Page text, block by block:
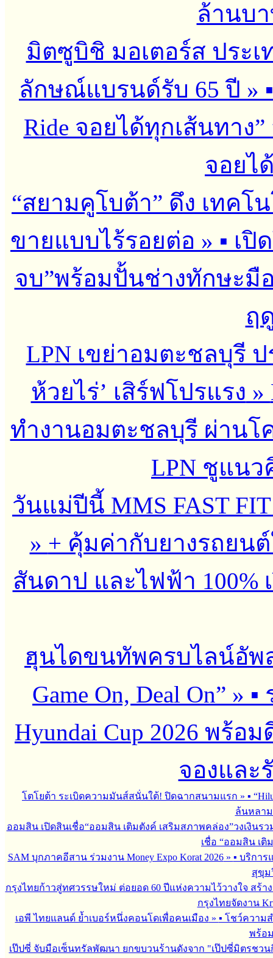
ล้านบ
มิตซูบิชิ มอเตอร์ส ประเ
ลักษณ์แบรนด์รับ 65 ปี »
Ride จอยได้ทุกเส้นทาง
จอยไ
“สยามคูโบต้า” ดึง เทคโ
ขายแบบไร้รอยต่อ » ▪︎ เ
จบ”พร้อมปั้นช่างทักษะมื
ฤ
LPN เขย่าอมตะชลบุรี ป
ห้วยไร่’ เสิร์ฟโปรแรง »
ทำงานอมตะชลบุรี ผ่านโ
LPN ชูแนว
วันแม่ปีนี้ MMS FAST
» + คุ้มค่ากับยางรถยน
สันดาป และไฟฟ้า 100%
ฮุนไดขนทัพครบไลน์อัพ
Game On, Deal On” » ▪︎
Hyundai Cup 2026 พร้อ
จองและ
โตโยต้า ระเบิดความมันส์สนั่นใต้! ปิดฉากสนามแรก » ▪︎
ล้นหลาม
ออมสิน เปิดสินเชื่อ“ออมสิน เติมตังค์ เสริมสภาพคล่อง”วงเงินรว
เชื่อ “ออมสิน เติ
SAM บุกภาคอีสาน ร่วมงาน Money Expo Korat 2026» ▪︎ บริกา
สุขุม
กรุงไทยก้าวสู่ทศวรรษใหม่ ต่อยอด 60 ปีแห่งความไว้วางใจ สร้
กรุงไทยจัดงาน
เอพี ไทยแลนด์ ย้ำเบอร์หนึ่งคอนโดเพื่อคนเมือง » ▪︎ โชว์ความ
พร้อ
เป๊ปซี่ จับมือเซ็นทรัลพัฒนา ยกขบวนร้านดังจาก "เป๊ปซี่มิตรชว